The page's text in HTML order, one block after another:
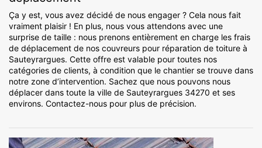
Ça y est, vous avez décidé de nous engager ? Cela nous fait
vraiment plaisir ! En plus, nous vous attendons avec une
surprise de taille : nous prenons entièrement en charge les frais
de déplacement de nos couvreurs pour réparation de toiture à
Sauteyrargues. Cette offre est valable pour toutes nos
catégories de clients, à condition que le chantier se trouve dans
notre zone d’intervention. Sachez que nous pouvons nous
déplacer dans toute la ville de Sauteyrargues 34270 et ses
environs. Contactez-nous pour plus de précision.